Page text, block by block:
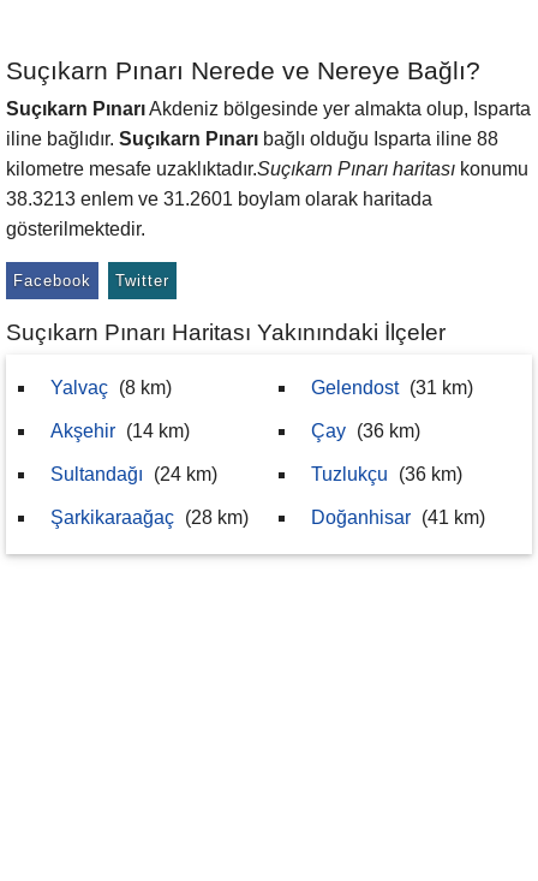
Suçıkarn Pınarı Nerede ve Nereye Bağlı?
Suçıkarn PınarıAkdeniz bölgesinde yer almakta olup, Isparta
iline bağlıdır. Suçıkarn Pınarı bağlı olduğu Isparta iline 88
kilometre mesafe uzaklıktadır.Suçıkarn Pınarı haritası konumu
38.3213 enlem ve 31.2601 boylam olarak haritada
gösterilmektedir.
Facebook Twitter
Suçıkarn Pınarı Haritası Yakınındaki İlçeler
Yalvaç (8 km)
Akşehir (14 km)
Sultandağı (24 km)
Şarkikaraağaç (28 km)
Gelendost (31 km)
Çay (36 km)
Tuzlukçu (36 km)
Doğanhisar (41 km)